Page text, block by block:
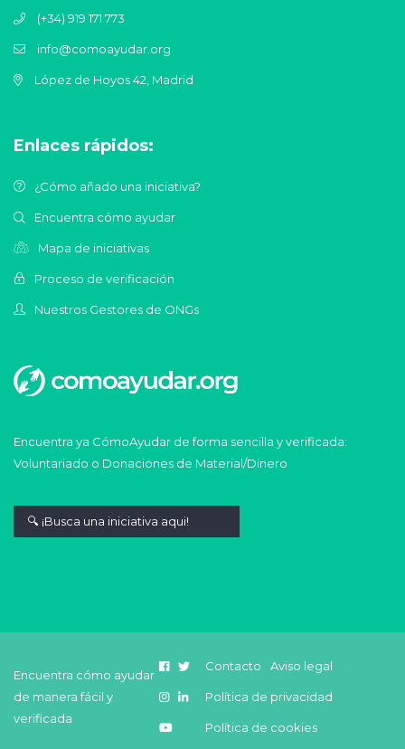
(+34) 919 171 773
info@comoayudar.org
López de Hoyos 42, Madrid
Enlaces rápidos:
¿Cómo añado una iniciativa?
Encuentra cómo ayudar
Mapa de iniciativas
Proceso de verificación
Nuestros Gestores de ONGs
Encuentra ya CómoAyudar de forma sencilla y verificada:
Voluntariado o Donaciones de Material/Dinero
Encuentra cómo ayudar
de manera fácil y
verificada
Contacto Aviso legal
Política de privacidad
Política de cookies